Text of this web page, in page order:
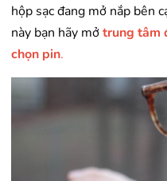
hộp sạc đang mở nắp bên
này bạn hãy mởtrung tâm
chọn pin.